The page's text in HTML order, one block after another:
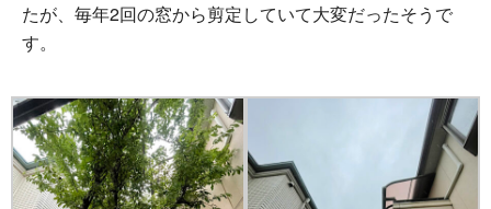
たが、毎年2回の窓から剪定していて大変だったそうで
す。